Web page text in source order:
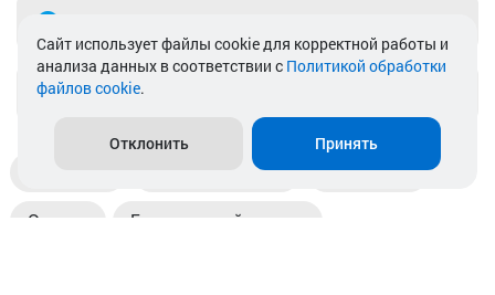
info@akkamulik.by
Пункты выдачи Магазины
Оплата Безналичный расчет
Cайт использует файлы cookie для корректной работы и
анализа данных в соответствии с Политикой обработки
файлов cookie.
Отклонить Принять